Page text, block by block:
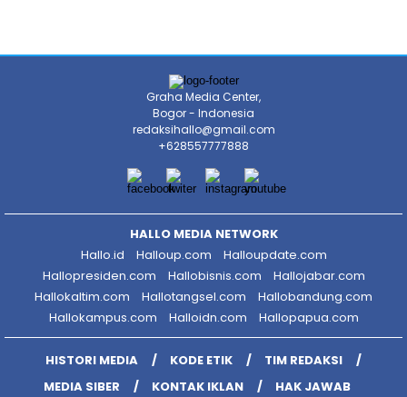
Graha Media Center,
Bogor - Indonesia
redaksihallo@gmail.com
+628557777888
HALLO MEDIA NETWORK
Hallo.id
Halloup.com
Halloupdate.com
Hallopresiden.com
Hallobisnis.com
Hallojabar.com
Hallokaltim.com
Hallotangsel.com
Hallobandung.com
Hallokampus.com
Halloidn.com Hallopapua.com
HISTORI MEDIA KODE ETIK
TIM REDAKSI
MEDIA SIBER
KONTAK IKLAN HAK JAWAB